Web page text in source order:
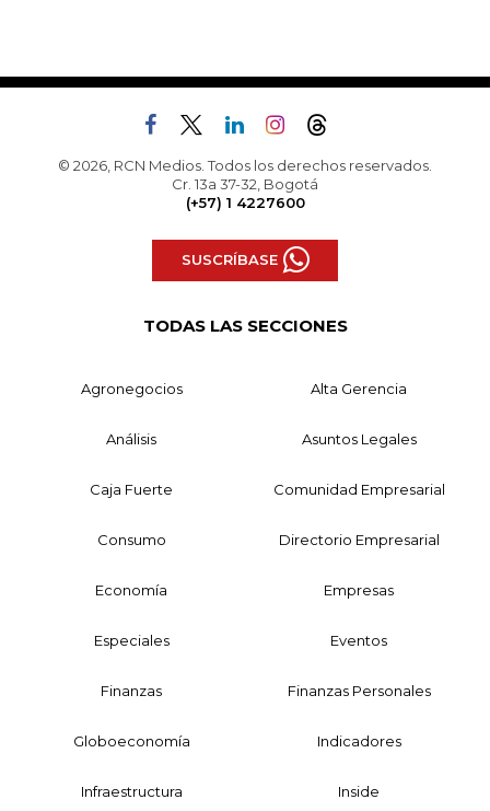
© 2026, RCN Medios. Todos los derechos reservados.
Cr. 13a 37-32, Bogotá
(+57) 1 4227600
SUSCRÍBASE
TODAS LAS SECCIONES
Agronegocios Alta Gerencia
Análisis Asuntos Legales
Caja Fuerte Comunidad Empresarial
Consumo Directorio Empresarial
Economía Empresas
Especiales Eventos
Finanzas Finanzas Personales
Globoeconomía Indicadores
Infraestructura Inside